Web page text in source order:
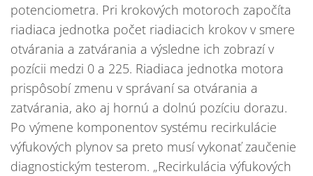
potenciometra. Pri krokových motoroch započíta
riadiaca jednotka počet riadiacich krokov v smere
otvárania a zatvárania a výsledne ich zobrazí v
pozícii medzi 0 a 225. Riadiaca jednotka motora
prispôsobí zmenu v správaní sa otvárania a
zatvárania, ako aj hornú a dolnú pozíciu dorazu.
Po výmene komponentov systému recirkulácie
výfukových plynov sa preto musí vykonať zaučenie
diagnostickým testerom. „Recirkulácia výfukových